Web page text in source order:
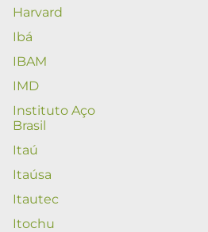
Harvard
Ibá
IBAM
IMD
Instituto Aço
Brasil
Itaú
Itaúsa
Itautec
Itochu